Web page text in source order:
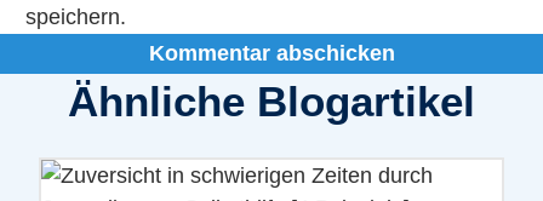
speichern.
Ähnliche Blogartikel